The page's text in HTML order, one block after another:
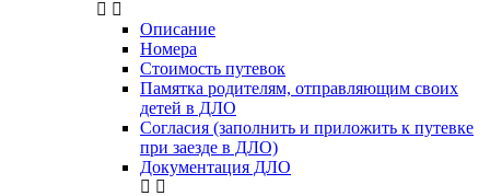
Описание
Номера
Стоимость путевок
Памятка родителям, отправляющим своих
детей в ДЛО
Согласия (заполнить и приложить к путевке
при заезде в ДЛО)
Документация ДЛО